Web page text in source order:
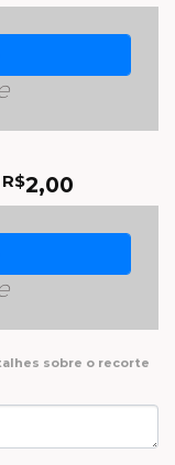
R$2,00
sobre o recorte